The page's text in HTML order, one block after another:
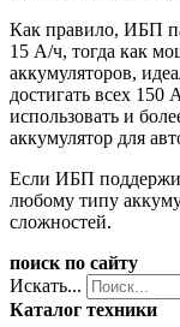
Как правило, ИБП
15 А/ч, тогда как
аккумуляторов,
достигать всех
использовать и
аккумулятор для
Если ИБП
любому типу
сложностей.
поиск по сайту
Искать...
Каталог техники